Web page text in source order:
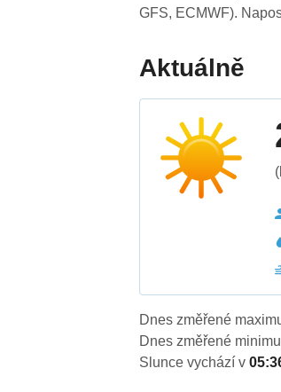
GFS, ECMWF).
Aktuálně
Dnes změřené
Dnes změřené
Slunce vychází v